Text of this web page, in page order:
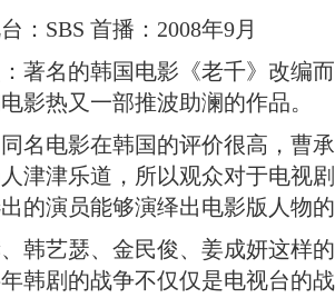
SBS 首播：2008年9月
著名的韩国电影《老千》改编
影热又一部推波助澜的作品。
电影在韩国的评价很高，曹承
津津乐道，所以观众对于电视
的演员能够演绎出电影版人物
艺瑟、金民俊、姜成妍这样的
韩剧的战争不仅仅是电视台的